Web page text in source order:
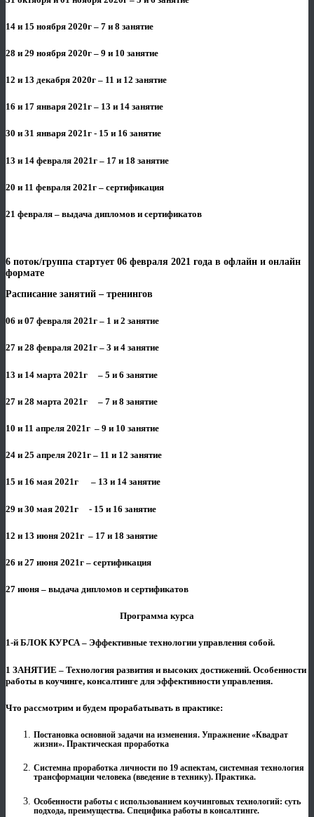
14 и 15 ноября 2020г – 7 и 8 занятие
28 и 29 ноября 2020г – 9 и 10 занятие
12 и 13 декабря 2020г – 11 и 12 занятие
16 и 17 января 2021г – 13 и 14 занятие
30 и 31 января 2021г - 15 и 16 занятие
13 и 14 февраля 2021г – 17 и 18 занятие
20 и 11 февраля 2021г – сертификация
21 февраля – выдача дипломов и сертификатов
6 поток/группа стартует 06 февраля 2021 года в офлайн и онлайн
формате
Расписание занятий – тренингов
06 и 07 февраля 2021г – 1 и 2 занятие
27 и 28 февраля 2021г – 3 и 4 занятие
13 и 14 марта 2021г – 5 и 6 занятие
27 и 28 марта 2021г – 7 и 8 занятие
10 и 11 апреля 2021г – 9 и 10 занятие
24 и 25 апреля 2021г – 11 и 12 занятие
15 и 16 мая 2021г – 13 и 14 занятие
29 и 30 мая 2021г - 15 и 16 занятие
12 и 13 июня 2021г – 17 и 18 занятие
26 и 27 июня 2021г – сертификация
27 июня – выдача дипломов и сертификатов
Программа курса
1-й БЛОК КУРСА – Эффективные технологии управления собой.
1 ЗАНЯТИЕ – Технология развития и высоких достижений. Особенности
работы в коучинге, консалтинге для эффективности управления.
Что рассмотрим и будем прорабатывать в практике:
Постановка основной задачи на изменения. Упражнение «Квадрат
жизни». Практическая проработка
Системна проработка личности по 19 аспектам, системная технология
трансформации человека (введение в технику). Практика.
Особенности работы с использованием коучинговых технологий: суть
подхода, преимущества. Специфика работы в консалтинге.